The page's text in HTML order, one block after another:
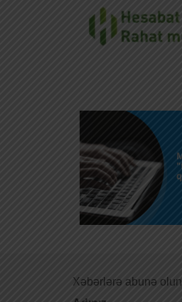
Xəbərlərə abunə olun